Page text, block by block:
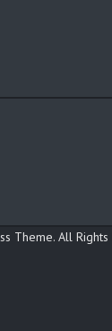
Theme. All Rights